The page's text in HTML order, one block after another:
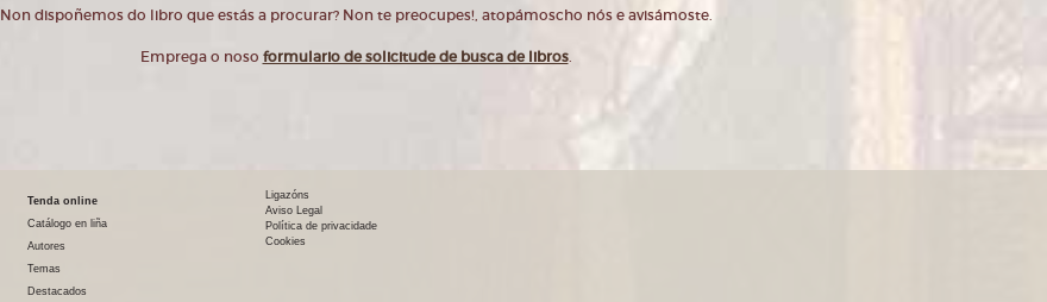
Non dispoñemos do libro que estás a procurar? Non te preocupes!, atopámoscho nós e avisámoste.
Emprega o noso formulario de solicitude de busca de libros.
Tenda online
Catálogo en liña
Autores
Temas
Destacados
Ligazóns
Aviso Legal
Política de privacidade
Cookies